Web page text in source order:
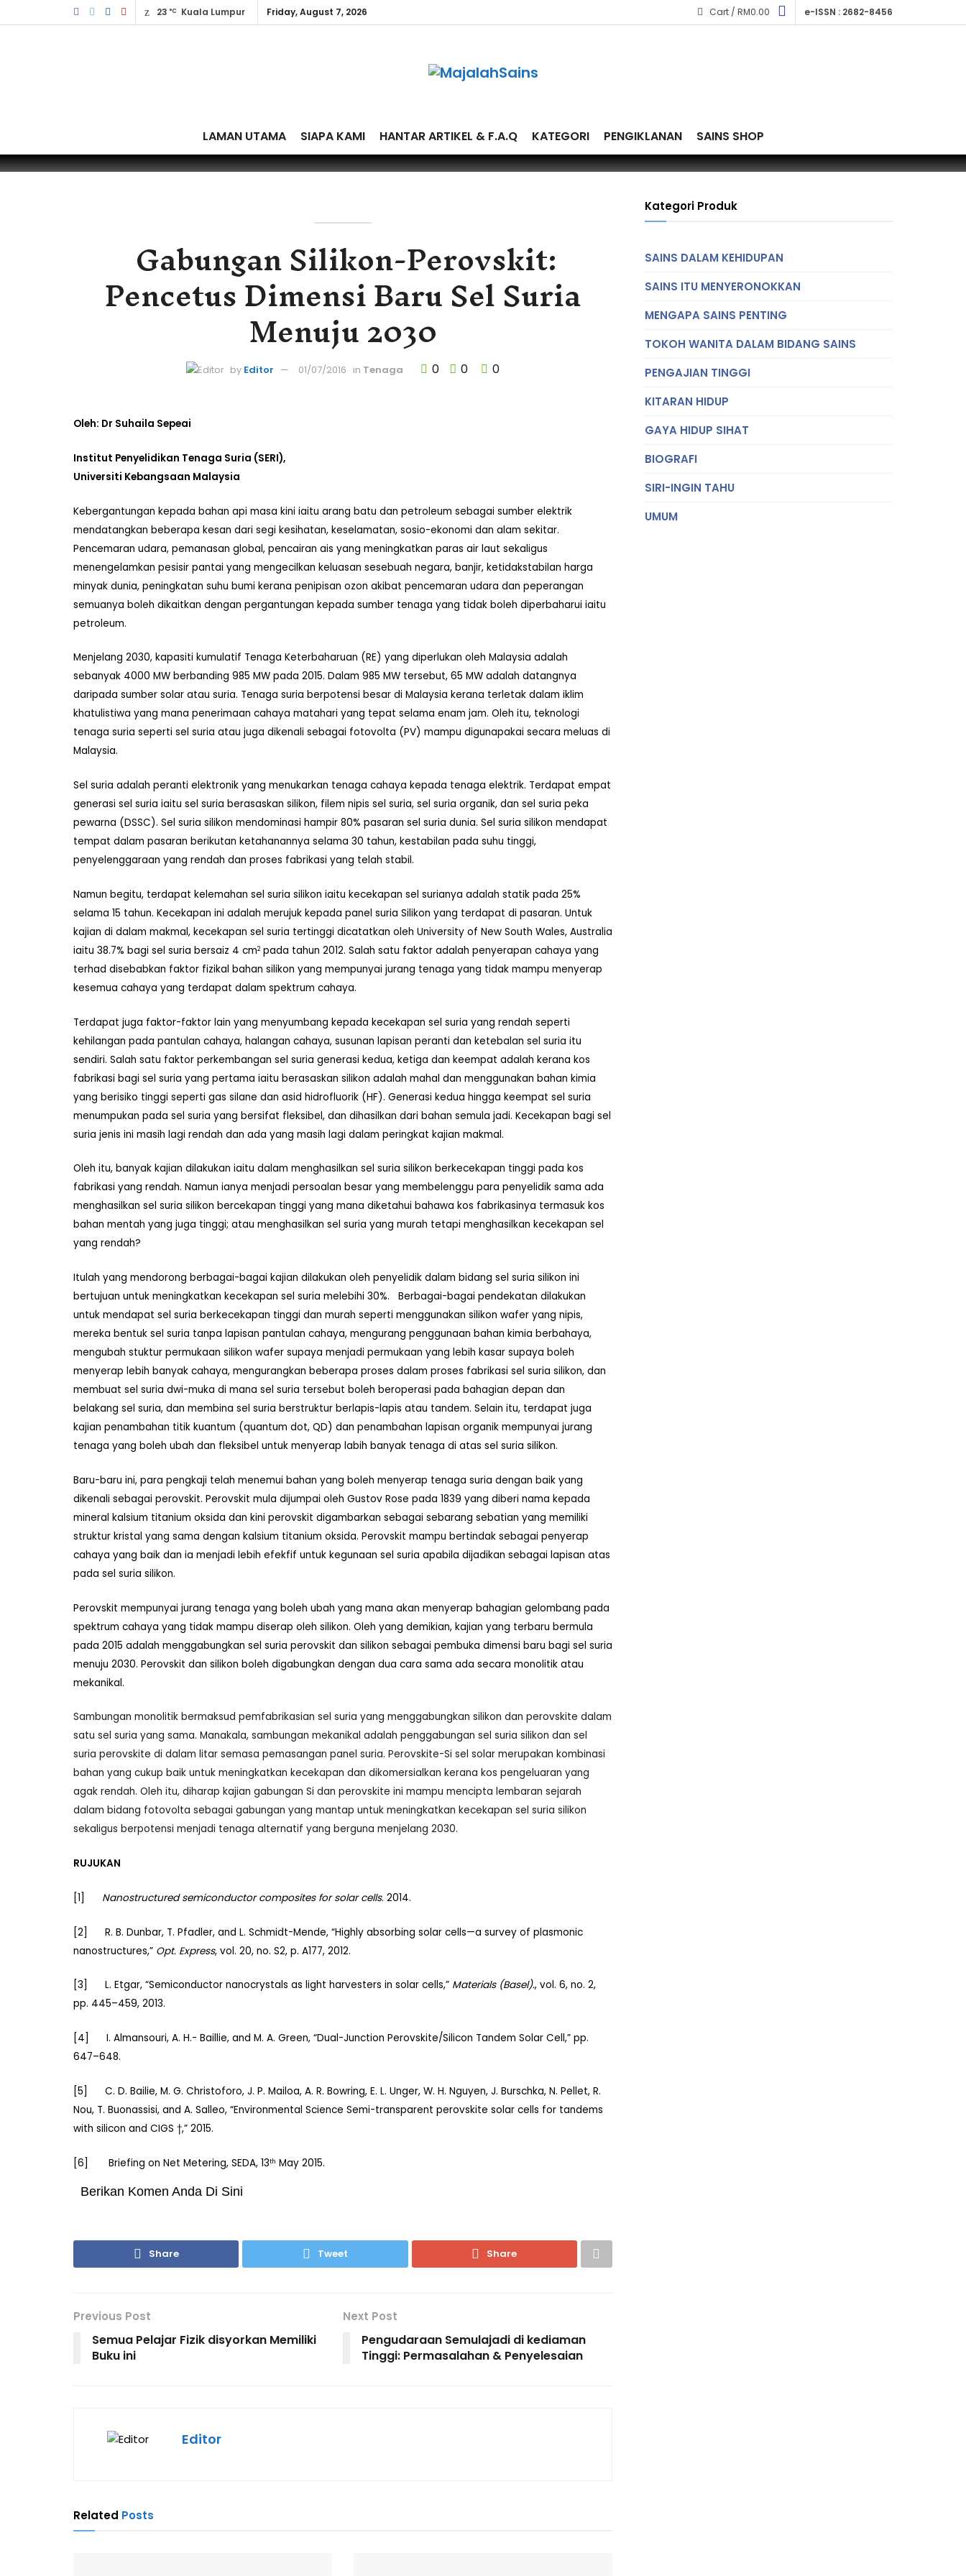
23 °C Kuala Lumpur Friday, August 7, 2026 Cart / RM0.00 e-ISSN : 2682-8456
LAMAN UTAMA SIAPA KAMI HANTAR ARTIKEL & F.A.Q KATEGORI PENGIKLANAN SAINS SHOP
Gabungan Silikon-Perovskit:
Pencetus Dimensi Baru Sel Suria
Menuju 2030
by Editor 01/07/2016 in Tenaga 0 0 0
Oleh: Dr Suhaila Sepeai
Institut Penyelidikan Tenaga Suria (SERI),
Universiti Kebangsaan Malaysia
Kebergantungan kepada bahan api masa kini iaitu arang batu dan petroleum sebagai sumber elektrik
mendatangkan beberapa kesan dari segi kesihatan, keselamatan, sosio-ekonomi dan alam sekitar.
Pencemaran udara, pemanasan global, pencairan ais yang meningkatkan paras air laut sekaligus
menengelamkan pesisir pantai yang mengecilkan keluasan sesebuah negara, banjir, ketidakstabilan harga
minyak dunia, peningkatan suhu bumi kerana penipisan ozon akibat pencemaran udara dan peperangan
semuanya boleh dikaitkan dengan pergantungan kepada sumber tenaga yang tidak boleh diperbaharui iaitu
petroleum.
Menjelang 2030, kapasiti kumulatif Tenaga Keterbaharuan (RE) yang diperlukan oleh Malaysia adalah
sebanyak 4000 MW berbanding 985 MW pada 2015. Dalam 985 MW tersebut, 65 MW adalah datangnya
daripada sumber solar atau suria. Tenaga suria berpotensi besar di Malaysia kerana terletak dalam iklim
khatulistiwa yang mana penerimaan cahaya matahari yang tepat selama enam jam. Oleh itu, teknologi
tenaga suria seperti sel suria atau juga dikenali sebagai fotovolta (PV) mampu digunapakai secara meluas di
Malaysia.
Sel suria adalah peranti elektronik yang menukarkan tenaga cahaya kepada tenaga elektrik. Terdapat empat
generasi sel suria iaitu sel suria berasaskan silikon, filem nipis sel suria, sel suria organik, dan sel suria peka
pewarna (DSSC). Sel suria silikon mendominasi hampir 80% pasaran sel suria dunia. Sel suria silikon mendapat
tempat dalam pasaran berikutan ketahanannya selama 30 tahun, kestabilan pada suhu tinggi,
penyelenggaraan yang rendah dan proses fabrikasi yang telah stabil.
Namun begitu, terdapat kelemahan sel suria silikon iaitu kecekapan sel surianya adalah statik pada 25%
selama 15 tahun. Kecekapan ini adalah merujuk kepada panel suria Silikon yang terdapat di pasaran. Untuk
kajian di dalam makmal, kecekapan sel suria tertinggi dicatatkan oleh University of New South Wales, Australia
iaitu 38.7% bagi sel suria bersaiz 4 cm2 pada tahun 2012. Salah satu faktor adalah penyerapan cahaya yang
terhad disebabkan faktor fizikal bahan silikon yang mempunyai jurang tenaga yang tidak mampu menyerap
kesemua cahaya yang terdapat dalam spektrum cahaya.
Terdapat juga faktor-faktor lain yang menyumbang kepada kecekapan sel suria yang rendah seperti
kehilangan pada pantulan cahaya, halangan cahaya, susunan lapisan peranti dan ketebalan sel suria itu
sendiri. Salah satu faktor perkembangan sel suria generasi kedua, ketiga dan keempat adalah kerana kos
fabrikasi bagi sel suria yang pertama iaitu berasaskan silikon adalah mahal dan menggunakan bahan kimia
yang berisiko tinggi seperti gas silane dan asid hidrofluorik (HF). Generasi kedua hingga keempat sel suria
menumpukan pada sel suria yang bersifat fleksibel, dan dihasilkan dari bahan semula jadi. Kecekapan bagi sel
suria jenis ini masih lagi rendah dan ada yang masih lagi dalam peringkat kajian makmal.
Oleh itu, banyak kajian dilakukan iaitu dalam menghasilkan sel suria silikon berkecekapan tinggi pada kos
fabrikasi yang rendah. Namun ianya menjadi persoalan besar yang membelenggu para penyelidik sama ada
menghasilkan sel suria silikon bercekapan tinggi yang mana diketahui bahawa kos fabrikasinya termasuk kos
bahan mentah yang juga tinggi; atau menghasilkan sel suria yang murah tetapi menghasilkan kecekapan sel
yang rendah?
Itulah yang mendorong berbagai-bagai kajian dilakukan oleh penyelidik dalam bidang sel suria silikon ini
bertujuan untuk meningkatkan kecekapan sel suria melebihi 30%. Berbagai-bagai pendekatan dilakukan
untuk mendapat sel suria berkecekapan tinggi dan murah seperti menggunakan silikon wafer yang nipis,
mereka bentuk sel suria tanpa lapisan pantulan cahaya, mengurang penggunaan bahan kimia berbahaya,
mengubah stuktur permukaan silikon wafer supaya menjadi permukaan yang lebih kasar supaya boleh
menyerap lebih banyak cahaya, mengurangkan beberapa proses dalam proses fabrikasi sel suria silikon, dan
membuat sel suria dwi-muka di mana sel suria tersebut boleh beroperasi pada bahagian depan dan
belakang sel suria, dan membina sel suria berstruktur berlapis-lapis atau tandem. Selain itu, terdapat juga
kajian penambahan titik kuantum (quantum dot, QD) dan penambahan lapisan organik mempunyai jurang
tenaga yang boleh ubah dan fleksibel untuk menyerap labih banyak tenaga di atas sel suria silikon.
Baru-baru ini, para pengkaji telah menemui bahan yang boleh menyerap tenaga suria dengan baik yang
dikenali sebagai perovskit. Perovskit mula dijumpai oleh Gustov Rose pada 1839 yang diberi nama kepada
mineral kalsium titanium oksida dan kini perovskit digambarkan sebagai sebarang sebatian yang memiliki
struktur kristal yang sama dengan kalsium titanium oksida. Perovskit mampu bertindak sebagai penyerap
cahaya yang baik dan ia menjadi lebih efekfif untuk kegunaan sel suria apabila dijadikan sebagai lapisan atas
pada sel suria silikon.
Perovskit mempunyai jurang tenaga yang boleh ubah yang mana akan menyerap bahagian gelombang pada
spektrum cahaya yang tidak mampu diserap oleh silikon. Oleh yang demikian, kajian yang terbaru bermula
pada 2015 adalah menggabungkan sel suria perovskit dan silikon sebagai pembuka dimensi baru bagi sel suria
menuju 2030. Perovskit dan silikon boleh digabungkan dengan dua cara sama ada secara monolitik atau
mekanikal.
Sambungan monolitik bermaksud pemfabrikasian sel suria yang menggabungkan silikon dan perovskite dalam
satu sel suria yang sama. Manakala, sambungan mekanikal adalah penggabungan sel suria silikon dan sel
suria perovskite di dalam litar semasa pemasangan panel suria. Perovskite-Si sel solar merupakan kombinasi
bahan yang cukup baik untuk meningkatkan kecekapan dan dikomersialkan kerana kos pengeluaran yang
agak rendah. Oleh itu, diharap kajian gabungan Si dan perovskite ini mampu mencipta lembaran sejarah
dalam bidang fotovolta sebagai gabungan yang mantap untuk meningkatkan kecekapan sel suria silikon
sekaligus berpotensi menjadi tenaga alternatif yang berguna menjelang 2030.
RUJUKAN
[1] Nanostructured semiconductor composites for solar cells. 2014.
[2] R. B. Dunbar, T. Pfadler, and L. Schmidt-Mende, “Highly absorbing solar cells—a survey of plasmonic
nanostructures,” Opt. Express, vol. 20, no. S2, p. A177, 2012.
[3] L. Etgar, “Semiconductor nanocrystals as light harvesters in solar cells,” Materials (Basel)., vol. 6, no. 2,
pp. 445–459, 2013.
[4] I. Almansouri, A. H.- Baillie, and M. A. Green, “Dual-­Junction Perovskite/Silicon Tandem Solar Cell,” pp.
647–648.
[5] C. D. Bailie, M. G. Christoforo, J. P. Mailoa, A. R. Bowring, E. L. Unger, W. H. Nguyen, J. Burschka, N. Pellet, R.
Nou, T. Buonassisi, and A. Salleo, “Environmental Science Semi-transparent perovskite solar cells for tandems
with silicon and CIGS †,” 2015.
[6] Briefing on Net Metering, SEDA, 13th May 2015.
Berikan Komen Anda Di Sini
Share Tweet Share
Previous Post
Semua Pelajar Fizik disyorkan Memiliki
Buku ini
Next Post
Pengudaraan Semulajadi di kediaman
Tinggi: Permasalahan & Penyelesaian
Editor
Related Posts
Kategori Produk
SAINS DALAM KEHIDUPAN
SAINS ITU MENYERONOKKAN
MENGAPA SAINS PENTING
TOKOH WANITA DALAM BIDANG SAINS
PENGAJIAN TINGGI
KITARAN HIDUP
GAYA HIDUP SIHAT
BIOGRAFI
SIRI-INGIN TAHU
UMUM